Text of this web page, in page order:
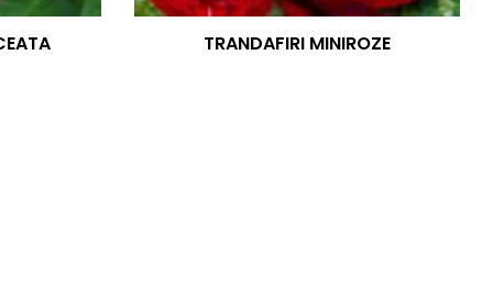
TRANDAFIRI MINIROZE